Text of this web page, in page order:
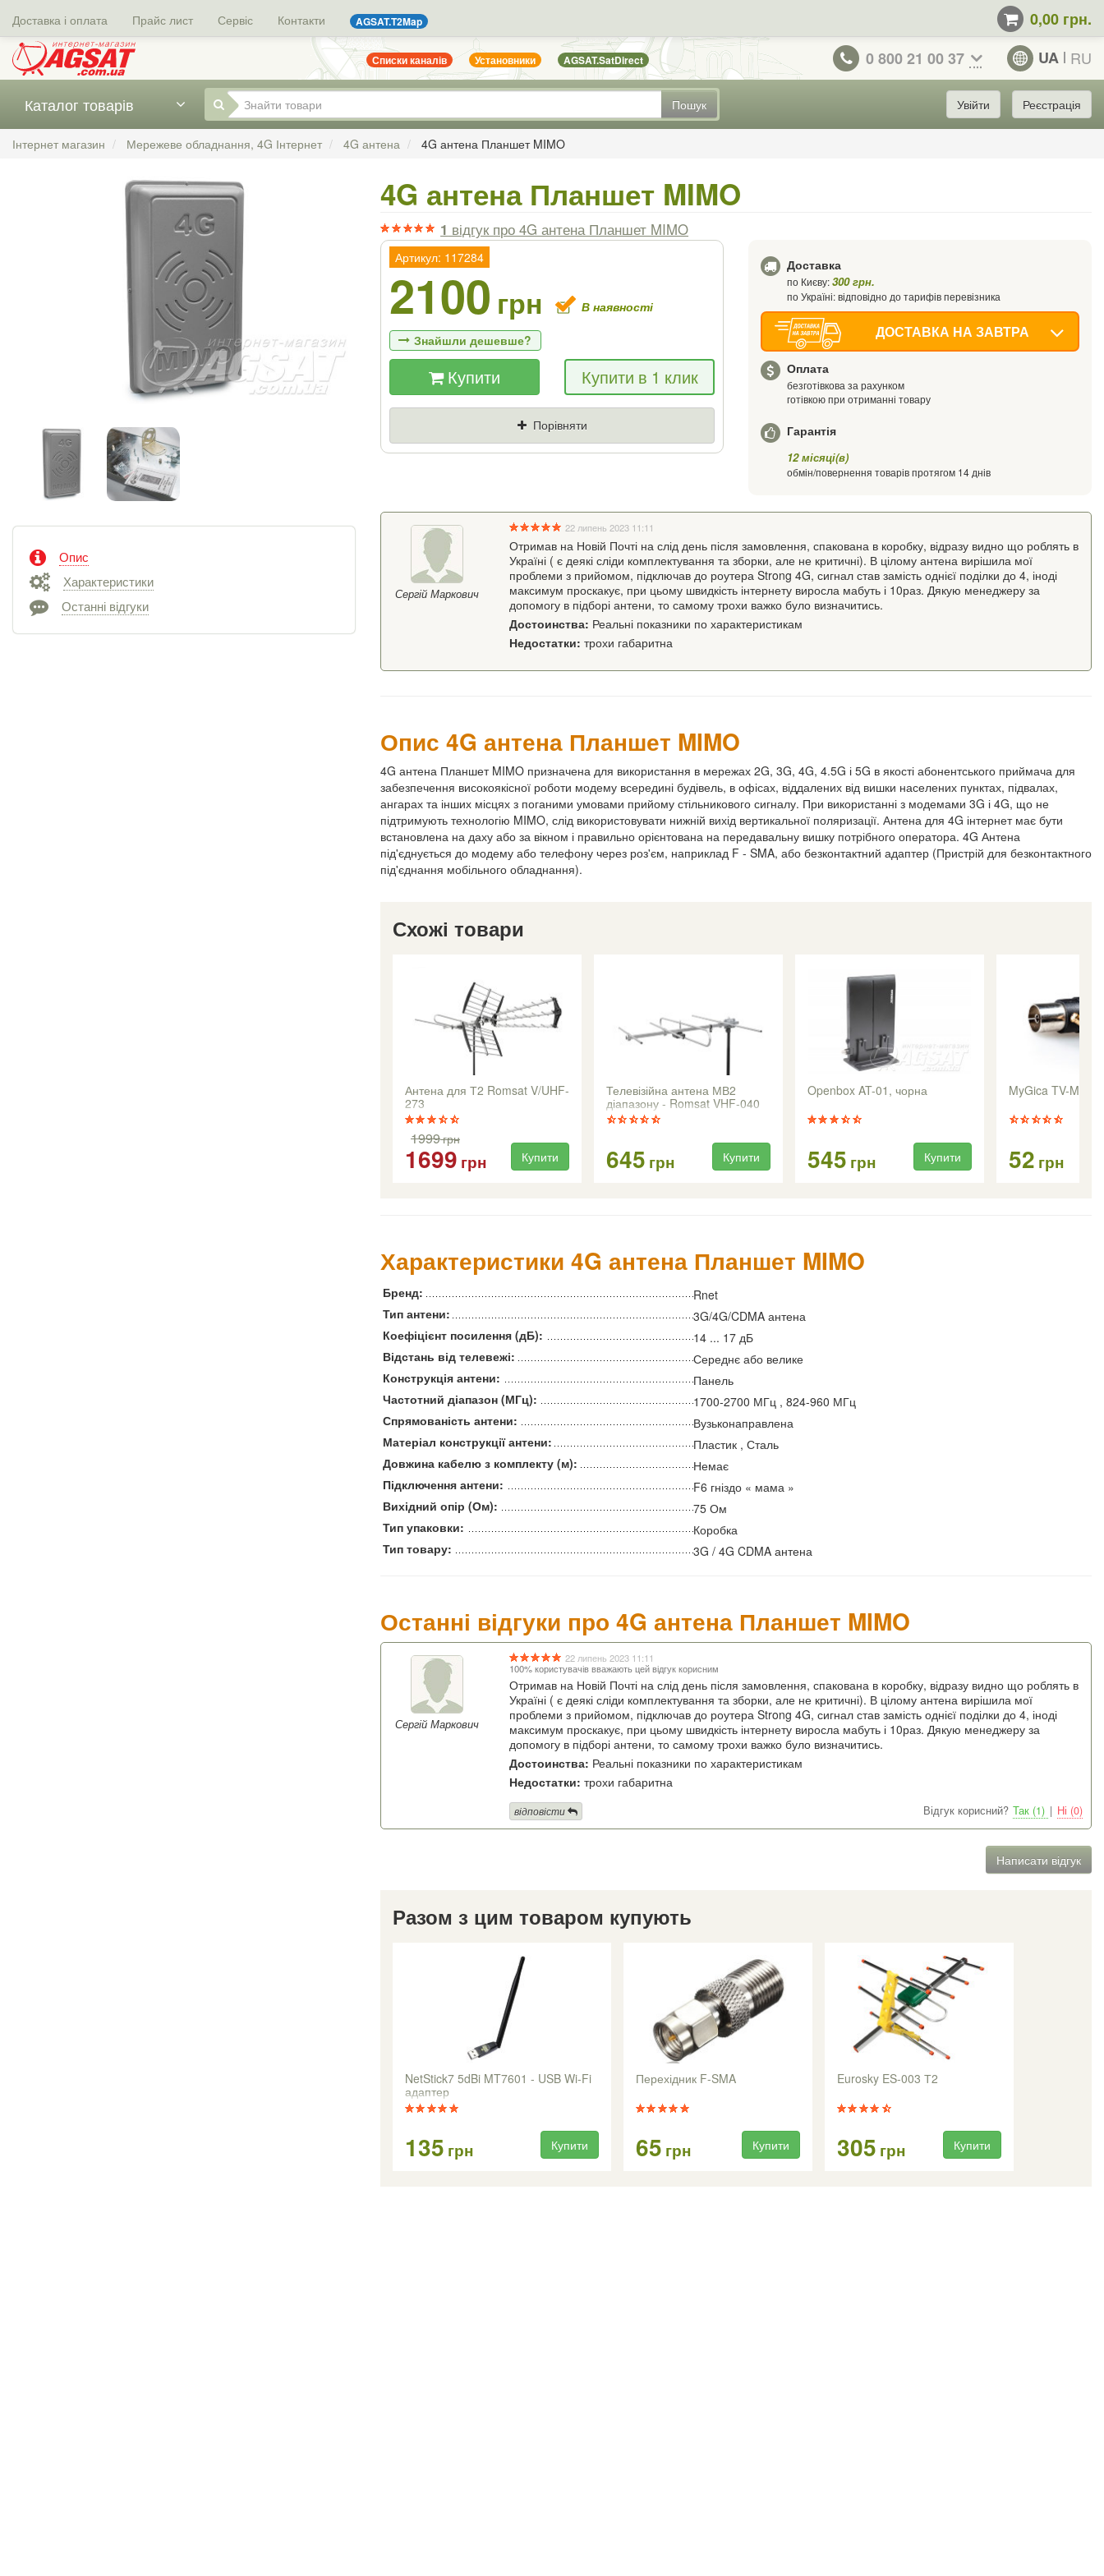
Доставка і оплата Прайс лист Сервіс Контакти AGSAT.T2Map 0,00 грн.
Списки каналів Установники AGSAT.SatDirect 0 800 21 00 37 UA RU
Пошук
Каталог товарів Увійти Реєстрація
Інтернет магазин Мережеве обладнання, 4G Інтернет 4G антена 4G антена Планшет MIMO
Опис
Характеристики
Останні відгуки
4G антена Планшет MIMO
1 відгук про 4G антена Планшет MIMO
Артикул: 117284
2100 грн В наявності
Знайшли дешевше?
Якщо Ви знайдете товар дешевше - ми
знизимо ціну і подаруємо % від різниці
Ціна
Де знайшли (Url
Купити Купити в 1 клик
Порівняти
Доставка
по Києву:300 грн.
по Україні: відповідно до тарифів перевізника
ДОСТАВКА НА ЗАВТРА
Оплата
безготівкова за рахунком
готівкою при отриманні товару
Гарантія
12 місяці(в)
обмін/повернення товарів протягом 14 днів
Сергій Маркович
22 липень 2023 11:11
Отримав на Новій Почті на слід день після замовлення, спакована в коробку, відразу видно що роблять в
Україні ( є деякі сліди комплектування та зборки, але не критичні). В цілому антена вирішила мої
проблеми з прийомом, підключав до роутера Strong 4G, сигнал став замість однієї поділки до 4, іноді
максимум проскакує, при цьому швидкість інтернету виросла мабуть і 10раз. Дякую менеджеру за
допомогу в підборі антени, то самому трохи важко було визначитись.
Достоинства: Реальні показники по характеристикам
Недостатки: трохи габаритна
Опис 4G антена Планшет MIMO
4G антена Планшет MIMO призначена для використання в мережах 2G, 3G, 4G, 4.5G і 5G в якості абонентського приймача для
забезпечення високоякісної роботи модему всередині будівель, в офісах, віддалених від вишки населених пунктах, підвалах,
ангарах та інших місцях з поганими умовами прийому стільникового сигналу. При використанні з модемами 3G і 4G, що не
підтримують технологію MIMO, слід використовувати нижній вихід вертикальної поляризації. Антена для 4G інтернет має бути
встановлена на даху або за вікном і правильно орієнтована на передавальну вишку потрібного оператора. 4G Антена
під'єднується до модему або телефону через роз'єм, наприклад F - SMA, або безконтактний адаптер (Пристрій для безконтактного
під'єднання мобільного обладнання).
Схожі товари
Антена для Т2 Romsat V/UHF-
273
1999грн
1699 грн Купити
Телевізійна антена МВ2
діапазону - Romsat VHF-040
645 грн Купити
Openbox AT-01, чорна
545 грн Купити
MyGica TV-MCX
52 грн
Характеристики 4G антена Планшет MIMO
Бренд:
Rnet
Тип антени:
3G/4G/CDMA антена
Коефіцієнт посилення (дБ):
14 ... 17 дБ
Відстань від телевежі:
Середнє або велике
Конструкція антени:
Панель
Частотний діапазон (МГц):
1700-2700 МГц , 824-960 МГц
Спрямованість антени:
Вузьконаправлена
Матеріал конструкції антени:
Пластик , Сталь
Довжина кабелю з комплекту (м):
Немає
Підключення антени:
F6 гніздо « мама »
Вихідний опір (Ом):
75 Ом
Тип упаковки:
Коробка
Тип товару:
3G / 4G CDMA антена
Останні відгуки про 4G антена Планшет MIMO
Сергій Маркович
22 липень 2023 11:11
100% користувачів вважають цей відгук корисним
Отримав на Новій Почті на слід день після замовлення, спакована в коробку, відразу видно що роблять в
Україні ( є деякі сліди комплектування та зборки, але не критичні). В цілому антена вирішила мої
проблеми з прийомом, підключав до роутера Strong 4G, сигнал став замість однієї поділки до 4, іноді
максимум проскакує, при цьому швидкість інтернету виросла мабуть і 10раз. Дякую менеджеру за
допомогу в підборі антени, то самому трохи важко було визначитись.
Достоинства: Реальні показники по характеристикам
Недостатки: трохи габаритна
Відгук корисний? Так (1) | Ні (0)
відповісти
Написати відгук
Разом з цим товаром купують
NetStick7 5dBi MT7601 - USB Wi-Fi
адаптер
135 грн Купити
Перехідник F-SMA
65 грн Купити
Eurosky ES-003 Т2
305 грн Купити